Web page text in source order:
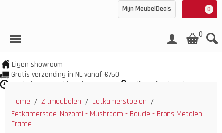
0
Mijn MeubelDeals
0
Eigen showroom
Gratis verzending in NL vanaf €750
Veel uit voorraad leverbaar
Veilig online betalen
Home / Zitmeubelen / Eetkamerstoelen /
Eetkamerstoel Nozomi - Mushroom - Boucle - Brons Metalen
Frame